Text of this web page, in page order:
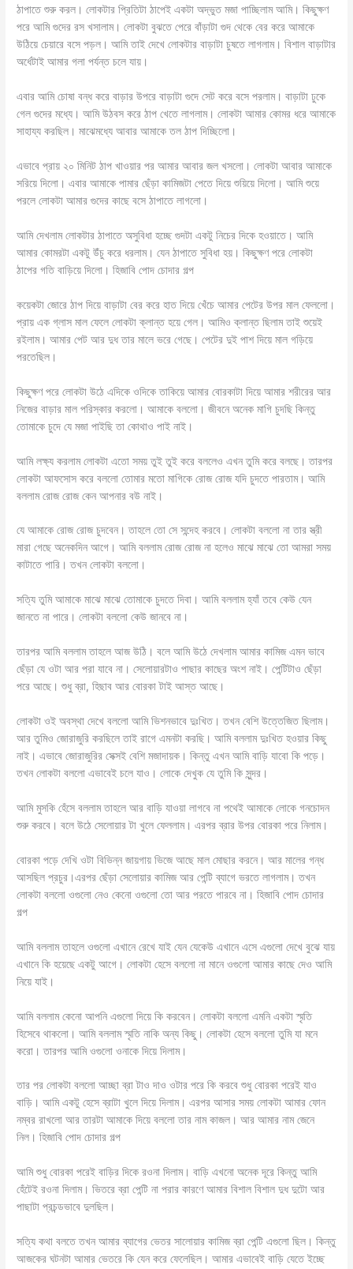
ঠাপাতে শুরু করল। লোকটার প্রিতিটা ঠাপেই একটা অদ্ভুত মজা পাচ্ছিলাম আমি। কিছুক্ষণ
পরে আমি গুদের রস খসালাম। লোকটা বুঝতে পেরে বাঁড়াটা গুদ থেকে বের করে আমাকে
উঠিয়ে চেয়ারে বসে পড়ল। আমি তাই দেখে লোকটার বাড়াটা চুষতে লাগলাম। বিশাল বাড়াটার
অর্ধেটাই আমার গলা পর্যন্ত চলে যায়।
এবার আমি চোষা বন্ধ করে বাড়ার উপরে বাড়াটা গুদে সেট করে বসে পরলাম। বাড়াটা ঢুকে
গেল গুদের মধ্যে। আমি উঠবস করে ঠাপ খেতে লাগলাম। লোকটা আমার কোমর ধরে আমাকে
সাহায্য করছিল। মাঝেমধ্যে আবার আমাকে তল ঠাপ দিচ্ছিলো।
এভাবে প্রায় ২০ মিনিট ঠাপ খাওয়ার পর আমার আবার জল খসলো। লোকটা আবার আমাকে
সরিয়ে দিলো। এবার আমাকে পামার ছেঁড়া কামিজটা পেতে দিয়ে শুয়িয়ে দিলো। আমি শুয়ে
পরলে লোকটা আমার গুদের কাছে বসে ঠাপাতে লাগলো।
আমি দেখলাম লোকটার ঠাপাতে অসুবিধা হচ্ছে গুদটা একটু নিচের দিকে হওয়াতে। আমি
আমার কোমরটা একটু উঁচু করে ধরলাম। যেন ঠাপাতে সুবিধা হয়। কিছুক্ষণ পরে লোকটা
ঠাপের গতি বাড়িয়ে দিলো। হিজাবি পোদ চোদার গল্প
কয়েকটা জোরে ঠাপ দিয়ে বাড়াটা বের করে হাত দিয়ে খেঁচে আমার পেটের উপর মাল ফেললো।
প্রায় এক গ্লাস মাল ফেলে লোকটা ক্লান্ত হয়ে গেল। আমিও ক্লান্ত ছিলাম তাই শুয়েই
রইলাম। আমার পেট আর দুধ তার মালে ভরে গেছে। পেটের দুই পাশ দিয়ে মাল গড়িয়ে
পরতেছিল।
কিছুক্ষণ পরে লোকটা উঠে এদিকে ওদিকে তাকিয়ে আমার বোরকাটা দিয়ে আমার শরীরের আর
নিজের বাড়ার মাল পরিস্কার করলো। আমাকে বললো। জীবনে অনেক মাগি চুদছি কিন্তু
তোমাকে চুদে যে মজা পাইছি তা কোথাও পাই নাই।
আমি লক্ষ্য করলাম লোকটা এতো সময় তুই তুই করে বললেও এখন তুমি করে বলছে। তারপর
লোকটা আফসোস করে বললো তোমার মতো মাগিকে রোজ রোজ যদি চুদতে পারতাম। আমি
বললাম রোজ রোজ কেন আপনার বউ নাই।
যে আমাকে রোজ রোজ চুদবেন। তাহলে তো সে সন্দেহ করবে। লোকটা বললো না তার স্ত্রী
মারা গেছে অনেকদিন আগে। আমি বললাম রোজ রোজ না হলেও মাঝে মাঝে তো আমরা সময়
কাটাতে পারি। তখন লোকটা বললো।
সত্যি তুমি আমাকে মাঝে মাঝে তোমাকে চুদতে দিবা। আমি বললাম হ্যাঁ তবে কেউ যেন
জানতে না পারে। লোকটা বললো কেউ জানবে না।
তারপর আমি বললাম তাহলে আজ উঠি। বলে আমি উঠে দেখলাম আমার কামিজ এমন ভাবে
ছেঁড়া যে ওটা আর পরা যাবে না। সেলোয়ারটাও পাছার কাছের অংশ নাই। পেন্টিটাও ছেঁড়া
পরে আছে। শুধু ব্রা, হিছাব আর বোরকা টাই আস্ত আছে।
লোকটা ওই অবস্থা দেখে বললো আমি ভিশনভাবে দুঃখিত। তখন বেশি উত্তেজিত ছিলাম।
আর তুমিও জোরাজুরি করছিলে তাই রাগে এমনটা করছি। আমি বললাম দুঃখিত হওয়ার কিছু
নাই। এভাবে জোরাজুরির সেক্সই বেশি মজাদায়ক। কিন্তু এখন আমি বাড়ি যাবো কি পড়ে।
তখন লোকটা বললো এভাবেই চলে যাও। লোকে দেখুক যে তুমি কি সুন্দর।
আমি মুসকি হেঁসে বললাম তাহলে আর বাড়ি যাওয়া লাগবে না পথেই আমাকে লোকে গনচোদন
শুরু করবে। বলে উঠে সেলোয়ার টা খুলে ফেললাম। এরপর ব্রার উপর বোরকা পরে নিলাম।
বোরকা পড়ে দেখি ওটা বিভিন্ন জায়গায় ভিজে আছে মাল মোছার করনে। আর মালের গন্ধ
আসছিল প্রচুর।এরপর ছেঁড়া সেলোয়ার কামিজ আর পেন্টি ব্যাগে ভরতে লাগলাম। তখন
লোকটা বললো ওগুলো নেও কেনো ওগুলো তো আর পরতে পারবে না। হিজাবি পোদ চোদার
গল্প
আমি বললাম তাহলে ওগুলো এখানে রেখে যাই যেন যেকেউ এখানে এসে এগুলো দেখে বুঝে যায়
এখানে কি হয়েছে একটু আগে। লোকটা হেসে বললো না মানে ওগুলো আমার কাছে দেও আমি
নিয়ে যাই।
আমি বললাম কেনো আপনি এগুলো দিয়ে কি করবেন। লোকটা বললো এমনি একটা স্মৃতি
হিসেবে থাকলো। আমি বললাম স্মৃতি নাকি অন্য কিছু। লোকটা হেসে বললো তুমি যা মনে
করো। তারপর আমি ওগুলো ওনাকে দিয়ে দিলাম।
তার পর লোকটা বললো আচ্ছা ব্রা টাও দাও ওটার পরে কি করবে শুধু বোরকা পরেই যাও
বাড়ি। আমি একটু হেসে ব্রাটা খুলে দিয়ে দিলাম। এরপর আসার সময় লোকটা আমার ফোন
নম্বর রাখলো আর তারটা আমাকে দিয়ে বললো তার নাম কাজল। আর আমার নাম জেনে
নিল। হিজাবি পোদ চোদার গল্প
আমি শুধু বোরকা পরেই বাড়ির দিকে রওনা দিলাম। বাড়ি এখনো অনেক দূরে কিন্তু আমি
হেঁটেই রওনা দিলাম। ভিতরে ব্রা পেন্টি না পরার কারণে আমার বিশাল বিশাল দুধ দুটো আর
পাছাটা প্রচন্ডভাবে দুলছিল।
সত্যি কথা বলতে তখন আমার ব্যাগের ভেতর সালোয়ার কামিজ ব্রা পেন্টি এগুলো ছিল। কিন্তু
আজকের ঘটনটা আমার ভেতরে কি যেন করে ফেলেছিল। আমার এভাবেই বাড়ি যেতে ইচ্ছে